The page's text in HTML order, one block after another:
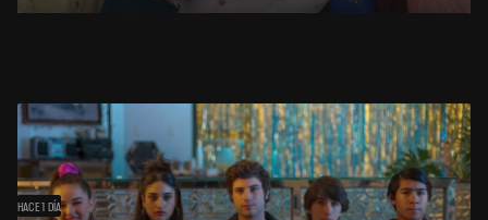
HACE 1 DÍA